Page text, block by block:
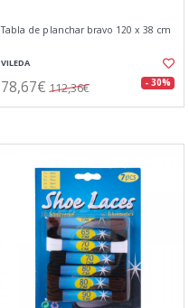
Tabla de planchar bravo 120 x 38 cm
VILEDA
78,67€ 112,36€ - 30%